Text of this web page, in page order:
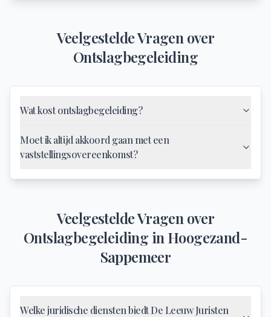
Veelgestelde Vragen over
Ontslagbegeleiding
Wat kost ontslagbegeleiding?
Moet ik altijd akkoord gaan met een
vaststellingsovereenkomst?
Veelgestelde Vragen over
Ontslagbegeleiding in Hoogezand-
Sappemeer
Welke juridische diensten biedt De Leeuw Juristen